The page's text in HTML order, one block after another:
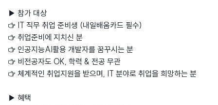
▶‍ 참가 대상
☞ IT 직무 취업 준비생 (내일배움카드 필수)
☞ 취업준비에 지치신 분
☞ 인공지능AI활용 개발자를 꿈꾸시는 분
☞ 비전공자도 OK, 학력 & 전공 무관
☞ 체계적인 취업지원을 받으며, IT 분야로 취업을 희망하는 분
▶ 혜택